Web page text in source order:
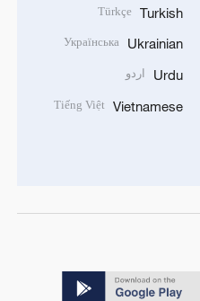
Turkish
Türkçe
Ukrainian
Українська
Urdu اردو
Vietnamese
Tiếng Việt